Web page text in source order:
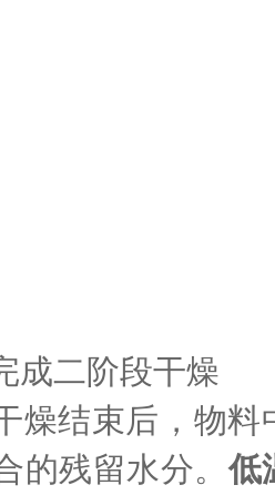
二阶段干燥
结束后，物料
的残留水分。低